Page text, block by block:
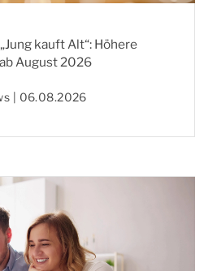
kauft Alt“: Höhere
August 2026
| 06.08.2026